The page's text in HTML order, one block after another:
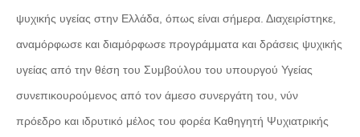
ψυχικής υγείας στην Ελλάδα, όπως είναι σήμερα. Διαχειρίστηκε,
αναμόρφωσε και διαμόρφωσε προγράμματα και δράσεις ψυχικής
υγείας από την θέση του Συμβούλου του υπουργού Υγείας
συνεπικουρούμενος από τον άμεσο συνεργάτη του, νύν
πρόεδρο και ιδρυτικό μέλος του φορέα Καθηγητή Ψυχιατρικής